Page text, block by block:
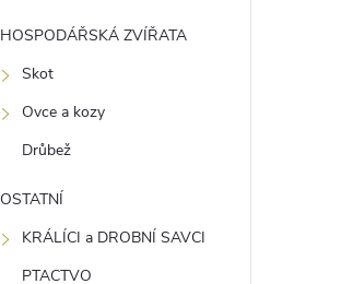
HOSPODÁŘSKÁ ZVÍŘATA
Skot
Ovce a kozy
Drůbež
OSTATNÍ
KRÁLÍCI a DROBNÍ SAVCI
PTACTVO